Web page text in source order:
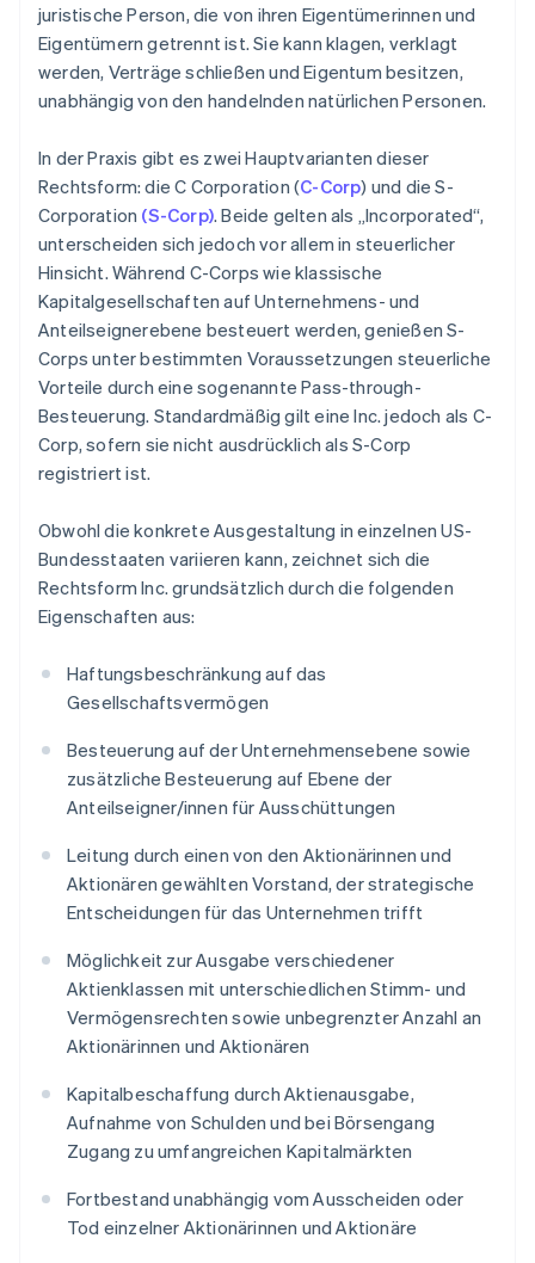
juristische Person, die von ihren Eigentümerinnen und
Eigentümern getrennt ist. Sie kann klagen, verklagt
werden, Verträge schließen und Eigentum besitzen,
unabhängig von den handelnden natürlichen Personen.
In der Praxis gibt es zwei Hauptvarianten dieser
Rechtsform: die C Corporation (C-Corp) und die S-
Corporation (S-Corp). Beide gelten als „Incorporated“,
unterscheiden sich jedoch vor allem in steuerlicher
Hinsicht. Während C-Corps wie klassische
Kapitalgesellschaften auf Unternehmens- und
Anteilseignerebene besteuert werden, genießen S-
Corps unter bestimmten Voraussetzungen steuerliche
Vorteile durch eine sogenannte Pass-through-
Besteuerung. Standardmäßig gilt eine Inc. jedoch als C-
Corp, sofern sie nicht ausdrücklich als S-Corp
registriert ist.
Obwohl die konkrete Ausgestaltung in einzelnen US-
Bundesstaaten variieren kann, zeichnet sich die
Rechtsform Inc. grundsätzlich durch die folgenden
Eigenschaften aus:
Haftungsbeschränkung auf das
Gesellschaftsvermögen
Besteuerung auf der Unternehmensebene sowie
zusätzliche Besteuerung auf Ebene der
Anteilseigner/innen für Ausschüttungen
Leitung durch einen von den Aktionärinnen und
Aktionären gewählten Vorstand, der strategische
Entscheidungen für das Unternehmen trifft
Möglichkeit zur Ausgabe verschiedener
Aktienklassen mit unterschiedlichen Stimm- und
Vermögensrechten sowie unbegrenzter Anzahl an
Aktionärinnen und Aktionären
Kapitalbeschaffung durch Aktienausgabe,
Aufnahme von Schulden und bei Börsengang
Zugang zu umfangreichen Kapitalmärkten
Fortbestand unabhängig vom Ausscheiden oder
Tod einzelner Aktionärinnen und Aktionäre